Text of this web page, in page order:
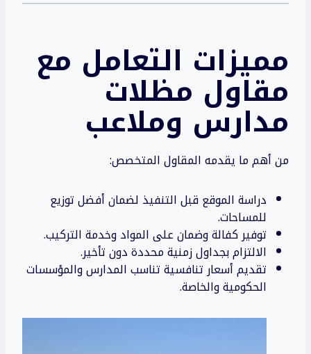
مميزات التعامل مع
مقاول مظلات
مدارس وملاعب
من أهم ما يقدمه المقاول المتخصص:
دراسة الموقع قبل التنفيذ لضمان أفضل توزيع
للمساحات.
توفير كفالة وضمان على المواد وخدمة التركيب.
الالتزام بجداول زمنية محددة دون تأخير.
تقديم أسعار تنافسية تناسب المدارس والمؤسسات
الحكومية والخاصة.